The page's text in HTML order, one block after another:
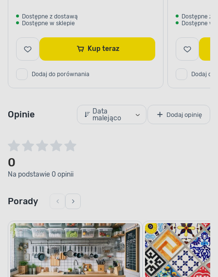
Dostępne z dostawą
Dostępne w sklepie
Kup teraz
Dodaj do porównania
Dostępne z
Dostępne w
Dodaj do
Opinie
Data
malejąco
Dodaj opinię
0
Na podstawie 0 opinii
Porady